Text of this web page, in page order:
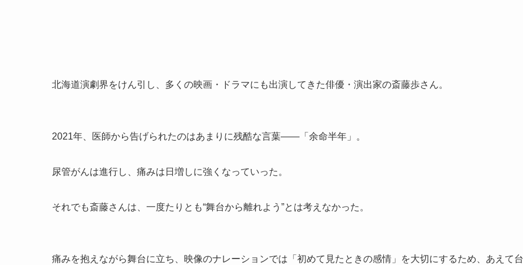
北海道演劇界をけん引し、多くの映画・ドラマにも出演してきた俳優・演出家の斎藤歩さん。
2021年、医師から告げられたのはあまりに残酷な言葉――「余命半年」。
尿管がんは進行し、痛みは日増しに強くなっていった。
それでも斎藤さんは、一度たりとも“舞台から離れよう”とは考えなかった。
痛みを抱えながら舞台に立ち、映像のナレーションでは「初めて見たときの感情」を大切にするため、あえて台